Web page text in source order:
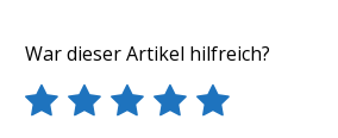
War dieser Artikel hilfreich?